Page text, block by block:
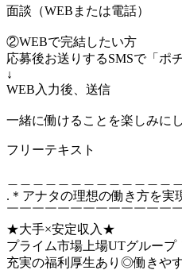
面談（WEBまたは電話）
②WEBで完結したい方
応募後お送りするSMSで「ポ
↓
WEB入力後、送信
一緒に働けることを楽しみに
フリーテキスト
.＊アナタの理想の働き方を実
￣￣￣￣￣￣￣￣￣￣￣￣￣
★大手×安定収入★
プライム市場上場UTグループ
充実の福利厚生あり◎働きや